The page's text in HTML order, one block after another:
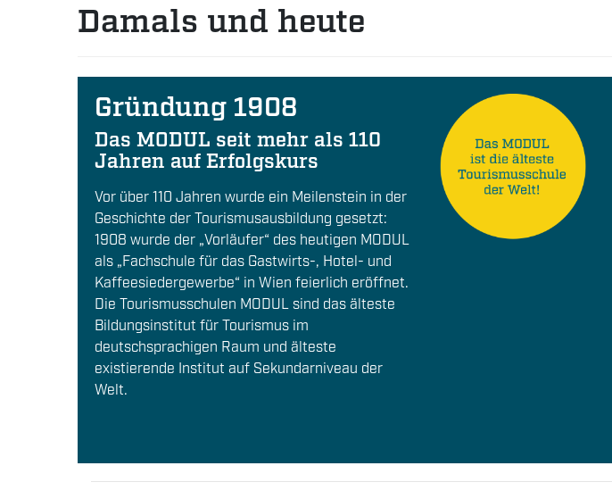
Damals und heute
Gründung 1908
Das MODUL seit mehr als 110
Jahren auf Erfolgskurs
Vor über 110 Jahren wurde ein Meilenstein in der
Geschichte der Tourismusausbildung gesetzt:
1908 wurde der „Vorläufer“ des heutigen MODUL
als „Fachschule für das Gastwirts-, Hotel- und
Kaffeesiedergewerbe“ in Wien feierlich eröffnet.
Die Tourismusschulen MODUL sind das älteste
Bildungsinstitut für Tourismus im
deutschsprachigen Raum und älteste
existierende Institut auf Sekundarniveau der
Welt.